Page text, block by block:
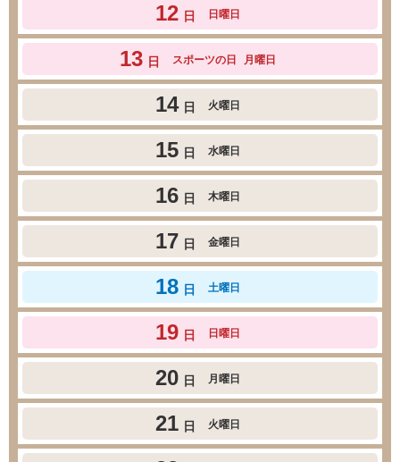
12 日 日曜日
13 日 スポーツの日 月曜日
14 日 火曜日
15 日 水曜日
16 日 木曜日
17 日 金曜日
18 日 土曜日
19 日 日曜日
20 日 月曜日
21 日 火曜日